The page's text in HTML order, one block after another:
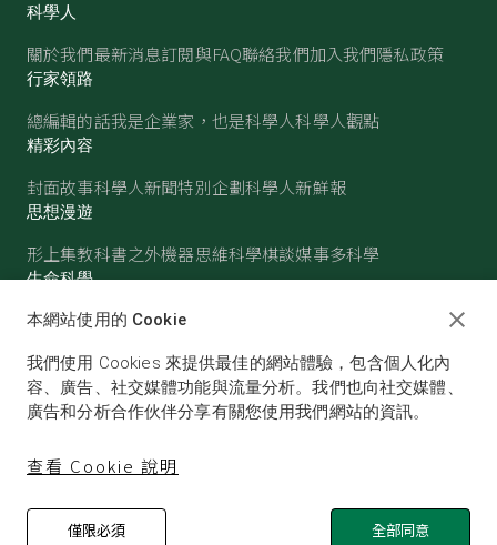
科學人
關於我們最新消息訂閱與FAQ聯絡我們加入我們隱私政策
行家領路
總編輯的話我是企業家，也是科學人科學人觀點
精彩內容
封面故事科學人新聞特別企劃科學人新鮮報
思想漫遊
形上集教科書之外機器思維科學棋談媒事多科學
生命科學
醫學古生物心理學生態學
物理 化學地球科學天文
© SCIENTIFIC AMERICAN, A DIVISION OF NATURE
本網站使用的 Cookie
我們使用 Cookies 來提供最佳的網站體驗，包含個人化內
容、廣告、社交媒體功能與流量分析。我們也向社交媒體、
廣告和分析合作伙伴分享有關您使用我們網站的資訊。
查看 Cookie 說明
僅限必須 全部同意